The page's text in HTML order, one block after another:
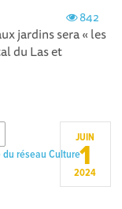
842
jardins sera « les
du Las et
du réseau Culture
JUIN
1
2024